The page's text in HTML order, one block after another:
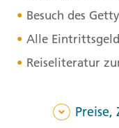
Besuch des
Alle
Reiseliteratur